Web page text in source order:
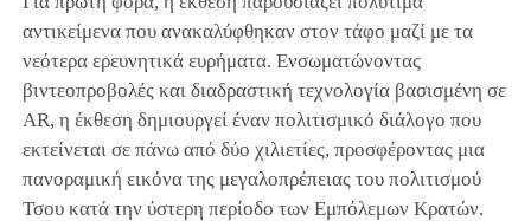
αντικείμενα που ανακαλύφθηκαν στον τάφο μαζί με τα
νεότερα ερευνητικά ευρήματα. Ενσωματώνοντας
βιντεοπροβολές και διαδραστική τεχνολογία βασισμένη σε
AR, η έκθεση δημιουργεί έναν πολιτισμικό διάλογο που
εκτείνεται σε πάνω από δύο χιλιετίες, προσφέροντας μια
πανοραμική εικόνα της μεγαλοπρέπειας του πολιτισμού
Τσου κατά την ύστερη περίοδο των Εμπόλεμων Κρατών.